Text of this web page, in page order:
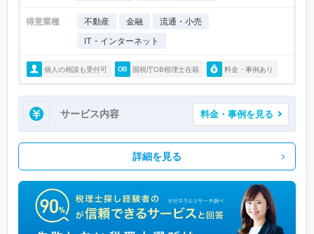
得意業種 不動産 金融
流通・小売
IT・インターネット
個人の相談も受付可 国税庁OB税理士在籍 料金・事例あり
サービス内容 料金・事例を見る
詳細を見る